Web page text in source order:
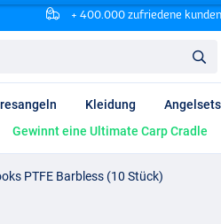
+ 400.000 zufriedene kunden
Kleidung Angelsets
Gewinnt eine Ultimate Carp Cradle
PTFE Barbless (10 Stück)